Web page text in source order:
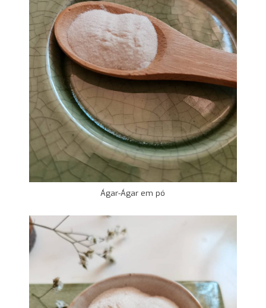
Ágar-Ágar em pó